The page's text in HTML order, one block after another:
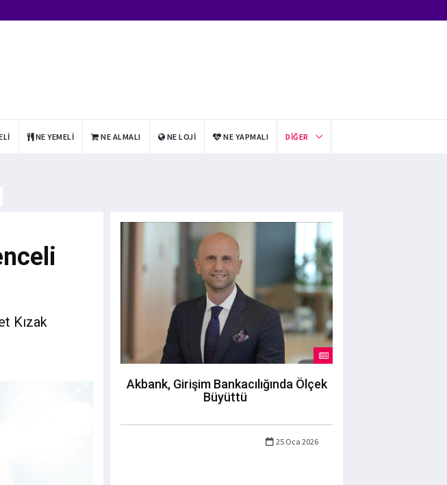
NE YEMELI NE ALMALI NE LOJI NE YAPMALI DIĞER
Kızak
Akbank, Girişim Bankacılığında Ölçek
Büyüttü
25 Oca 2026